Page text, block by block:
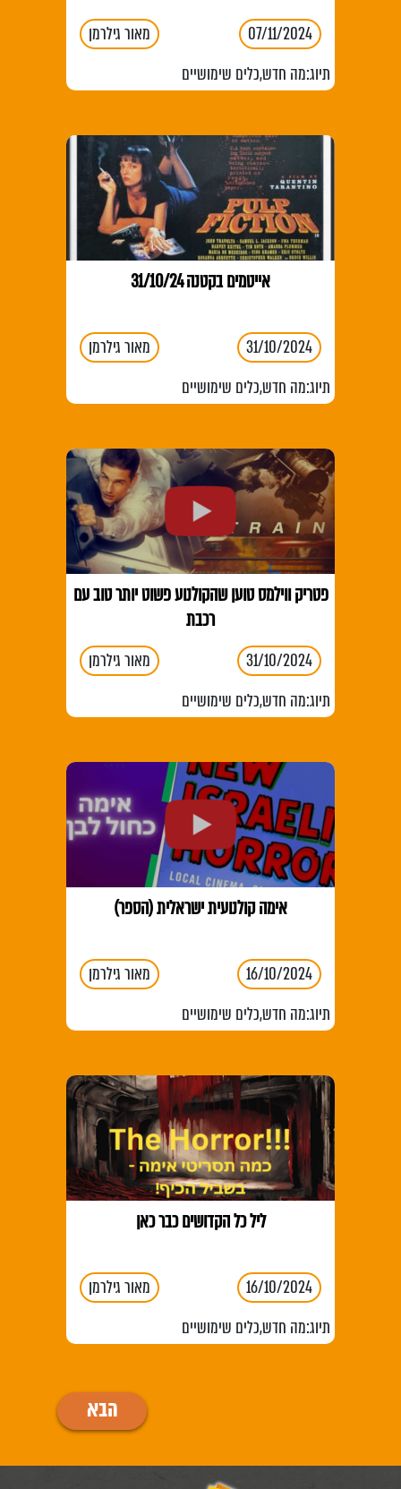
07/11/2024
מאור גילרמן
תיוג:מה חדש,כלים שימושיים
אייטמים בקטנה 31/10/24
31/10/2024
מאור גילרמן
תיוג:מה חדש,כלים שימושיים
פטריק ווילמס טוען שהקולנוע פשוט יותר טוב עם
רכבת
31/10/2024
מאור גילרמן
תיוג:מה חדש,כלים שימושיים
אימה קולנועית ישראלית (הספר)
16/10/2024
מאור גילרמן
תיוג:מה חדש,כלים שימושיים
ליל כל הקדושים כבר כאן
16/10/2024
מאור גילרמן
תיוג:מה חדש,כלים שימושיים
הבא